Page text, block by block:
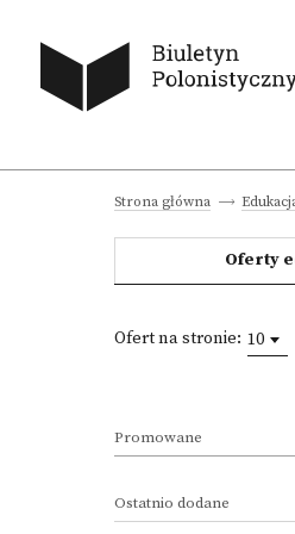
Strona główna
Oferty
Ofert na stronie: 10
Promowane
Ostatnio dodane